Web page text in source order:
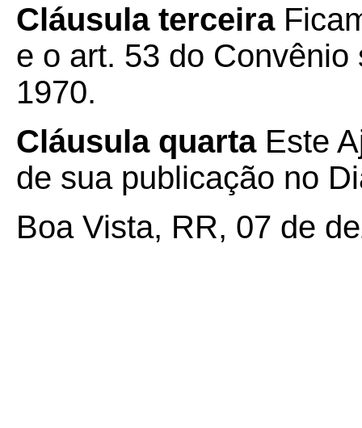
Cláusula terceira
e o art. 53 do Convênio
1970.
Cláusula quarta Este
de sua publicação no
Boa Vista, RR, 07 de